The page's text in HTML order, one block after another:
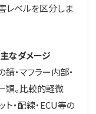
レベルを区分しま
主なダメージ
錆・マフラー内部・
類。比較的軽微
ト・配線・ECU等の